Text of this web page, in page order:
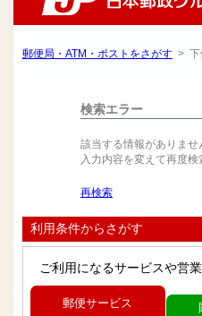
郵便局・ATM・ポストをさがす > 下
検索エラー
該当する情報がありませ
入力内容を変えて再度検
再検索
利用条件からさがす
ご利用になるサービスや営
郵便サービス